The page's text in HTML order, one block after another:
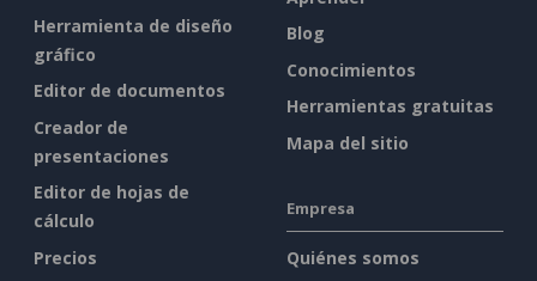
Herramienta de diseño
gráfico
Editor de documentos
Creador de
presentaciones
Editor de hojas de
cálculo
Precios
Blog
Conocimientos
Herramientas gratuitas
Mapa del sitio
Empresa
Quiénes somos